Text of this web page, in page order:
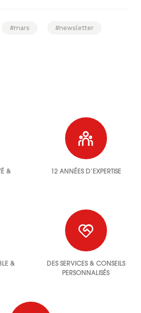
#mars #newsletter
&
12 ANNÉES D’EXPERTISE
&
DES SERVICES & CONSEILS
PERSONNALISÉS